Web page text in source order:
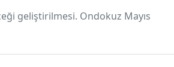
geliştirilmesi. Ondokuz Mayıs